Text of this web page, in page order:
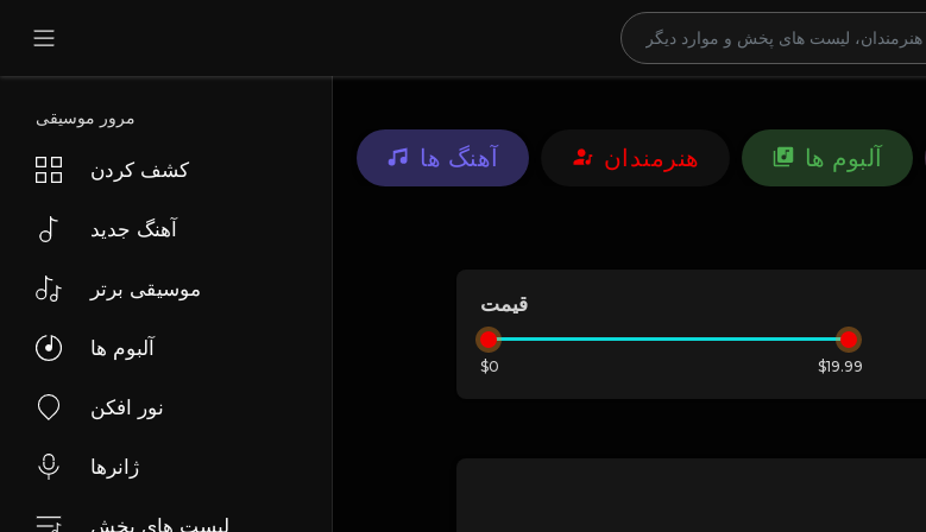
مرور موسیقی
کشف کردن
آهنگ جدید
موسیقی برتر
آلبوم ها
نور افکن
ژانرها
لیست های پخش
آهنگ ها هنرمندان آلبوم ها
قیمت
$0 $19.99